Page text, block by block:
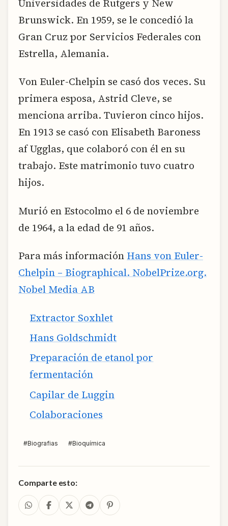
Universidades de Rutgers y New
Brunswick. En 1959, se le concedió la
Gran Cruz por Servicios Federales con
Estrella, Alemania.
Von Euler-Chelpin se casó dos veces. Su
primera esposa, Astrid Cleve, se
menciona arriba. Tuvieron cinco hijos.
En 1913 se casó con Elisabeth Baroness
af Ugglas, que colaboró con él en su
trabajo. Este matrimonio tuvo cuatro
hijos.
Murió en Estocolmo el 6 de noviembre
de 1964, a la edad de 91 años.
Para más información Hans von Euler-
Chelpin – Biographical. NobelPrize.org.
Nobel Media AB
Extractor Soxhlet
Hans Goldschmidt
Preparación de etanol por
fermentación
Capilar de Luggin
Colaboraciones
#Biografias #Bioquímica
Comparte esto: